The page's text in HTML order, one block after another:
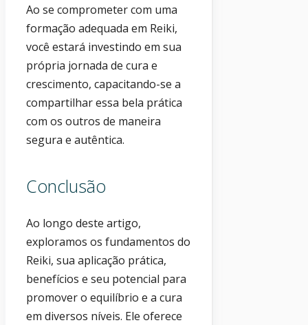
Ao se comprometer com uma
formação adequada em Reiki,
você estará investindo em sua
própria jornada de cura e
crescimento, capacitando-se a
compartilhar essa bela prática
com os outros de maneira
segura e autêntica.
Conclusão
Ao longo deste artigo,
exploramos os fundamentos do
Reiki, sua aplicação prática,
benefícios e seu potencial para
promover o equilíbrio e a cura
em diversos níveis. Ele oferece